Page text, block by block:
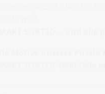
Boxen mit je 25 Teilen. Du
Alle Motive unserer